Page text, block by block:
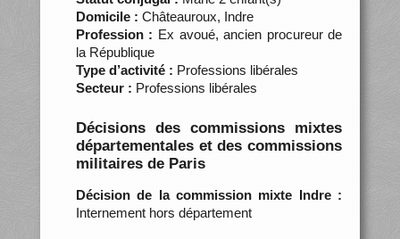
Domicile : Châteauroux, Indre
Profession : Ex avoué, ancien procureur de
la République
Type d’activité : Professions libérales
Secteur : Professions libérales
Décisions des commissions mixtes
départementales et des commissions
militaires de Paris
Décision de la commission mixte Indre :
Internement hors département